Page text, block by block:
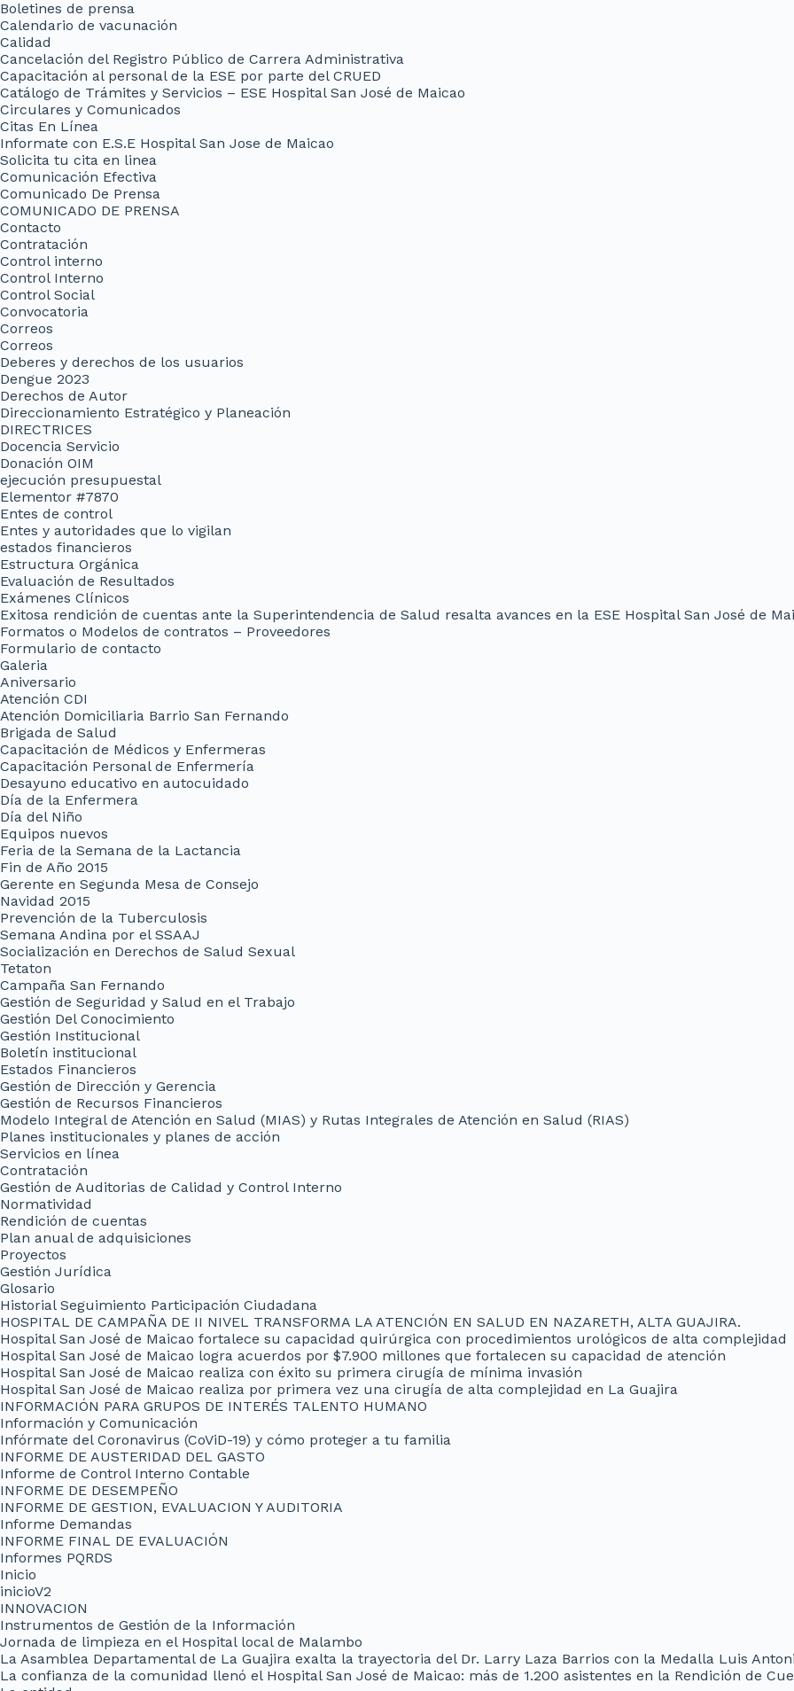
Boletines de prensa
Calendario de vacunación
Calidad
Cancelación del Registro Público de Carrera Administrativa
Capacitación al personal de la ESE por parte del CRUED
Catálogo de Trámites y Servicios – ESE Hospital San José de Maicao
Circulares y Comunicados
Citas En Línea
Informate con E.S.E Hospital San Jose de Maicao
Solicita tu cita en linea
Comunicación Efectiva
Comunicado De Prensa
COMUNICADO DE PRENSA
Contacto
Contratación
Control interno
Control Interno
Control Social
Convocatoria
Correos
Correos
Deberes y derechos de los usuarios
Dengue 2023
Derechos de Autor
Direccionamiento Estratégico y Planeación
DIRECTRICES
Docencia Servicio
Donación OIM
ejecución presupuestal
Elementor #7870
Entes de control
Entes y autoridades que lo vigilan
estados financieros
Estructura Orgánica
Evaluación de Resultados
Exámenes Clínicos
Exitosa rendición de cuentas ante la Superintendencia de Salud resalta avances en la ESE Hospital San José de
Formatos o Modelos de contratos – Proveedores
Formulario de contacto
Galeria
Aniversario
Atención CDI
Atención Domiciliaria Barrio San Fernando
Brigada de Salud
Capacitación de Médicos y Enfermeras
Capacitación Personal de Enfermería
Desayuno educativo en autocuidado
Día de la Enfermera
Día del Niño
Equipos nuevos
Feria de la Semana de la Lactancia
Fin de Año 2015
Gerente en Segunda Mesa de Consejo
Navidad 2015
Prevención de la Tuberculosis
Semana Andina por el SSAAJ
Socialización en Derechos de Salud Sexual
Tetaton
Campaña San Fernando
Gestión de Seguridad y Salud en el Trabajo
Gestión Del Conocimiento
Gestión Institucional
Boletín institucional
Estados Financieros
Gestión de Dirección y Gerencia
Gestión de Recursos Financieros
Modelo Integral de Atención en Salud (MIAS) y Rutas Integrales de Atención en Salud (RIAS)
Planes institucionales y planes de acción
Servicios en línea
Contratación
Gestión de Auditorias de Calidad y Control Interno
Normatividad
Rendición de cuentas
Plan anual de adquisiciones
Proyectos
Gestión Jurídica
Glosario
Historial Seguimiento Participación Ciudadana
HOSPITAL DE CAMPAÑA DE II NIVEL TRANSFORMA LA ATENCIÓN EN SALUD EN NAZARETH, ALTA GUAJIRA.
Hospital San José de Maicao fortalece su capacidad quirúrgica con procedimientos urológicos de alta complejidad
Hospital San José de Maicao logra acuerdos por $7.900 millones que fortalecen su capacidad de atención
Hospital San José de Maicao realiza con éxito su primera cirugía de mínima invasión
Hospital San José de Maicao realiza por primera vez una cirugía de alta complejidad en La Guajira
INFORMACIÓN PARA GRUPOS DE INTERÉS TALENTO HUMANO
Información y Comunicación
Infórmate del Coronavirus (CoViD-19) y cómo proteger a tu familia
INFORME DE AUSTERIDAD DEL GASTO
Informe de Control Interno Contable
INFORME DE DESEMPEÑO
INFORME DE GESTION, EVALUACION Y AUDITORIA
Informe Demandas
INFORME FINAL DE EVALUACIÓN
Informes PQRDS
Inicio
inicioV2
INNOVACION
Instrumentos de Gestión de la Información
Jornada de limpieza en el Hospital local de Malambo
La Asamblea Departamental de La Guajira exalta la trayectoria del Dr. Larry Laza Barrios con la Medalla Luis
La confianza de la comunidad llenó el Hospital San José de Maicao: más de 1.200 asistentes en la Rendición de